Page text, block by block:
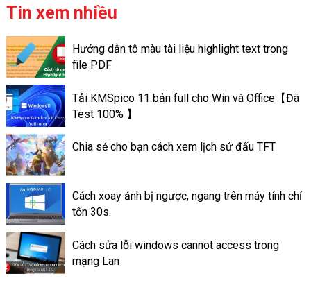
người cũng biết cách chụp
Bài viết này chúng tôi sẽ
hướng dẫn các cách chụp màn
hình máy tính Dell nhanh nhất
và chi tiết nhất. Giúp cho bạn
lựa chọn được cách phù hợp
với nhu cầu của mình.
Tin xem nhiều
Hướng dẫn tô màu tài liệu highlight text trong
file PDF
Tải KMSpico 11 bản full cho Win và Office【Đã
Test 100% 】
Chia sẻ cho bạn cách xem lịch sử đấu TFT
Cách xoay ảnh bị ngược, ngang trên máy tính chỉ
tốn 30s.
Cách sửa lỗi windows cannot access trong
mạng Lan